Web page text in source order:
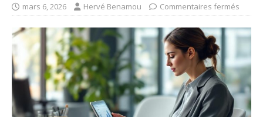
mars 6, 2026 Hervé Benamou Commentaires fermés